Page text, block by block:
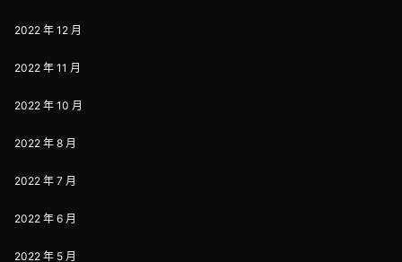
2022 年 12 月
2022 年 11 月
2022 年 10 月
2022 年 8 月
2022 年 7 月
2022 年 6 月
2022 年 5 月